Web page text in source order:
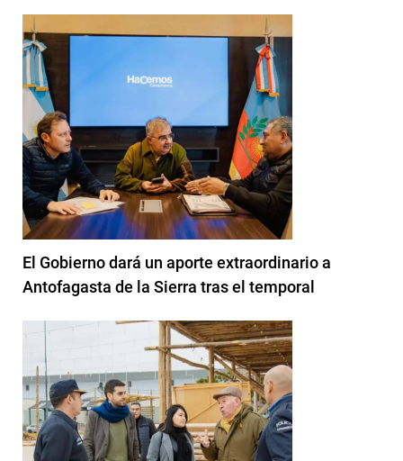
El Gobierno dará un aporte extraordinario a
Antofagasta de la Sierra tras el temporal